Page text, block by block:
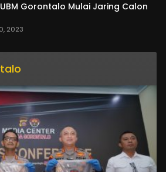
Gorontalo Mulai Jaring Calon
2023